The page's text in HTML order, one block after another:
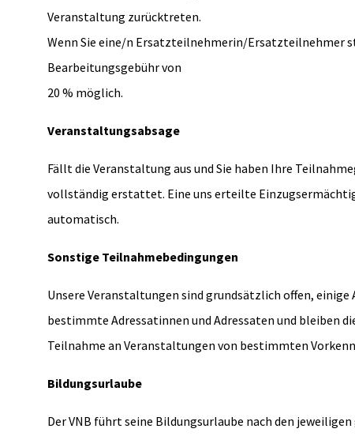
Veranstaltung zurücktreten.
Wenn Sie eine/n Ersatzteilnehmerin/Ersatzteilnehmer
Bearbeitungsgebühr von
20 % möglich.
Veranstaltungsabsage
Fällt die Veranstaltung aus und Sie haben Ihre
vollständig erstattet. Eine uns erteilte
automatisch.
Sonstige Teilnahmebedingungen
Unsere Veranstaltungen sind grundsätzlich offen,
bestimmte Adressatinnen und Adressaten und bleiben
Teilnahme an Veranstaltungen von bestimmten
Bildungsurlaube
Der VNB führt seine Bildungsurlaube nach den